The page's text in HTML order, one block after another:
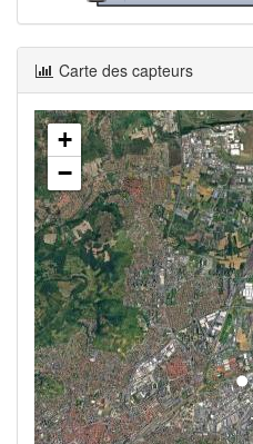
Carte des capteurs
+
−